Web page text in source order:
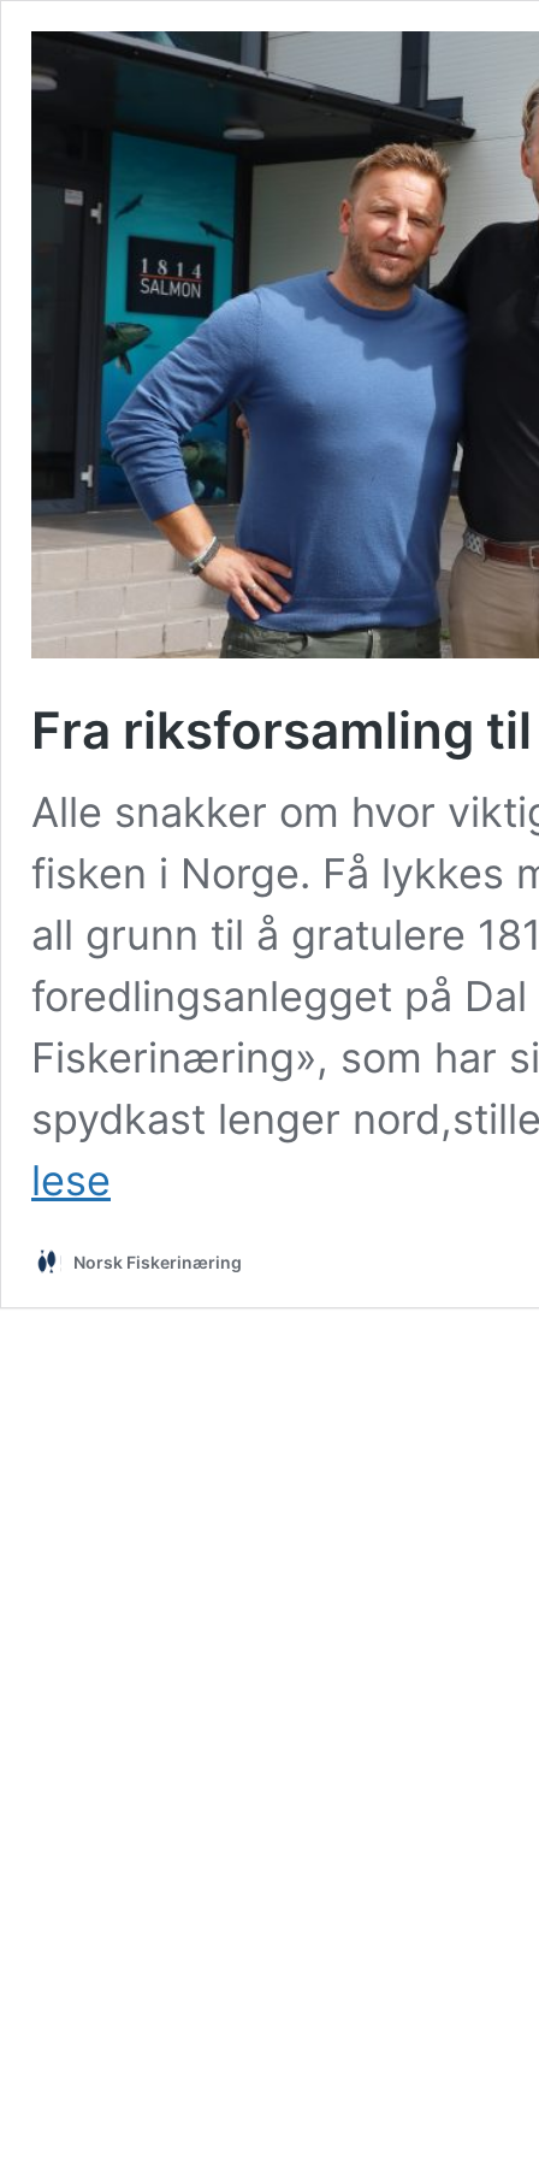
Fra riksforsamling
Alle snakker om hvor
fisken i Norge. Få lykkes
all grunn til å gratulere
foredlingsanlegget på
Fiskerinæring», som har
spydkast lenger
lese
laksefilét
Norsk Fiskerinæring